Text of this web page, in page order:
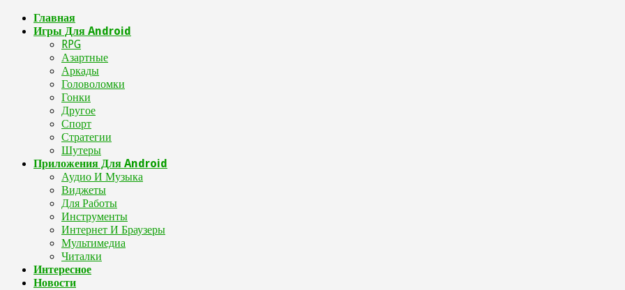
Главная
Игры Для Android
RPG
Азартные
Аркады
Головоломки
Гонки
Другое
Спорт
Стратегии
Шутеры
Приложения Для Android
Аудио И Музыка
Виджеты
Для Работы
Инструменты
Интернет И Браузеры
Мультимедиа
Читалки
Интересное
Новости